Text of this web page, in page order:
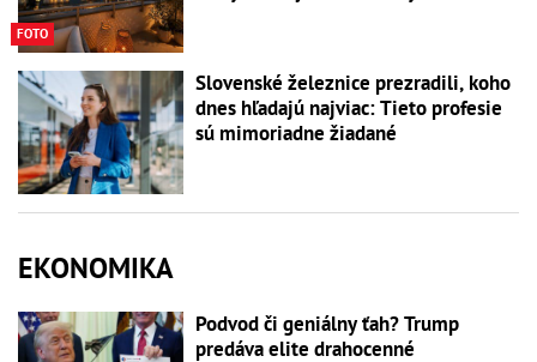
FOTO
Slovenské železnice prezradili, koho
dnes hľadajú najviac: Tieto profesie
sú mimoriadne žiadané
EKONOMIKA
Podvod či geniálny ťah? Trump
predáva elite drahocenné